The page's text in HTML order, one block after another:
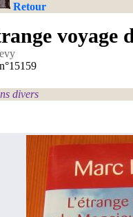
Retour
voyage
divers